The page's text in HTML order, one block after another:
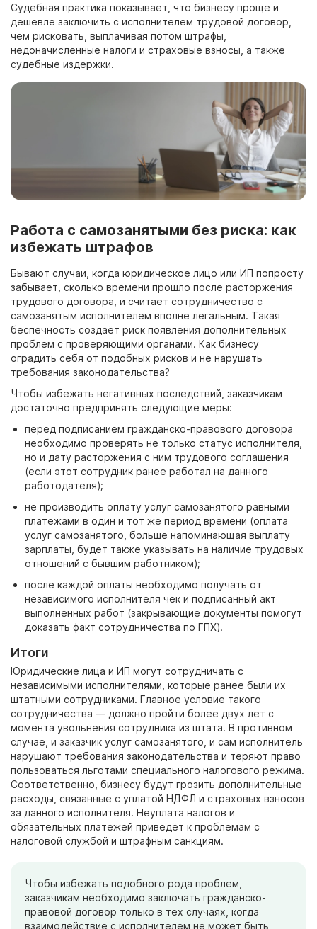
Судебная практика показывает, что бизнесу проще и
дешевле заключить с исполнителем трудовой договор,
чем рисковать, выплачивая потом штрафы,
недоначисленные налоги и страховые взносы, а также
судебные издержки.
Работа с самозанятыми без риска: как
избежать штрафов
Бывают случаи, когда юридическое лицо или ИП попросту
забывает, сколько времени прошло после расторжения
трудового договора, и считает сотрудничество с
самозанятым исполнителем вполне легальным. Такая
беспечность создаёт риск появления дополнительных
проблем с проверяющими органами. Как бизнесу
оградить себя от подобных рисков и не нарушать
требования законодательства?
Чтобы избежать негативных последствий, заказчикам
достаточно предпринять следующие меры:
перед подписанием гражданско-правового договора
необходимо проверять не только статус исполнителя,
но и дату расторжения с ним трудового соглашения
(если этот сотрудник ранее работал на данного
работодателя);
не производить оплату услуг самозанятого равными
платежами в один и тот же период времени (оплата
услуг самозанятого, больше напоминающая выплату
зарплаты, будет также указывать на наличие трудовых
отношений с бывшим работником);
после каждой оплаты необходимо получать от
независимого исполнителя чек и подписанный акт
выполненных работ (закрывающие документы помогут
доказать факт сотрудничества по ГПХ).
Итоги
Юридические лица и ИП могут сотрудничать с
независимыми исполнителями, которые ранее были их
штатными сотрудниками. Главное условие такого
сотрудничества — должно пройти более двух лет с
момента увольнения сотрудника из штата. В противном
случае, и заказчик услуг самозанятого, и сам исполнитель
нарушают требования законодательства и теряют право
пользоваться льготами специального налогового режима.
Соответственно, бизнесу будут грозить дополнительные
расходы, связанные с уплатой НДФЛ и страховых взносов
за данного исполнителя. Неуплата налогов и
обязательных платежей приведёт к проблемам с
налоговой службой и штрафным санкциям.
Чтобы избежать подобного рода проблем,
заказчикам необходимо заключать гражданско-
правовой договор только в тех случаях, когда
взаимодействие с исполнителем не может быть